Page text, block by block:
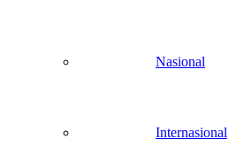
Nasional
Internasional